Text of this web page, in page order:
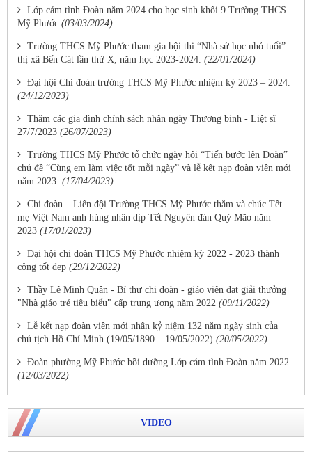
Lớp cảm tình Đoàn năm 2024 cho học sinh khối 9 Trường THCS
Mỹ Phước (03/03/2024)
Trường THCS Mỹ Phước tham gia hội thi “Nhà sử học nhỏ tuổi”
thị xã Bến Cát lần thứ X, năm học 2023-2024. (22/01/2024)
Đại hội Chi đoàn trường THCS Mỹ Phước nhiệm kỳ 2023 – 2024.
(24/12/2023)
Thăm các gia đình chính sách nhân ngày Thương binh - Liệt sĩ
27/7/2023 (26/07/2023)
Trường THCS Mỹ Phước tổ chức ngày hội “Tiến bước lên Đoàn”
chủ đề “Cùng em làm việc tốt mỗi ngày” và lễ kết nạp đoàn viên mới
năm 2023. (17/04/2023)
Chi đoàn – Liên đội Trường THCS Mỹ Phước thăm và chúc Tết
mẹ Việt Nam anh hùng nhân dịp Tết Nguyên đán Quý Mão năm
2023 (17/01/2023)
Đại hội chi đoàn THCS Mỹ Phước nhiệm kỳ 2022 - 2023 thành
công tốt đẹp (29/12/2022)
Thầy Lê Minh Quân - Bí thư chi đoàn - giáo viên đạt giải thưởng
"Nhà giáo trẻ tiêu biểu" cấp trung ương năm 2022 (09/11/2022)
Lễ kết nạp đoàn viên mới nhân kỷ niệm 132 năm ngày sinh của
chủ tịch Hồ Chí Minh (19/05/1890 – 19/05/2022) (20/05/2022)
Đoàn phường Mỹ Phước bồi dưỡng Lớp cảm tình Đoàn năm 2022
(12/03/2022)
VIDEO